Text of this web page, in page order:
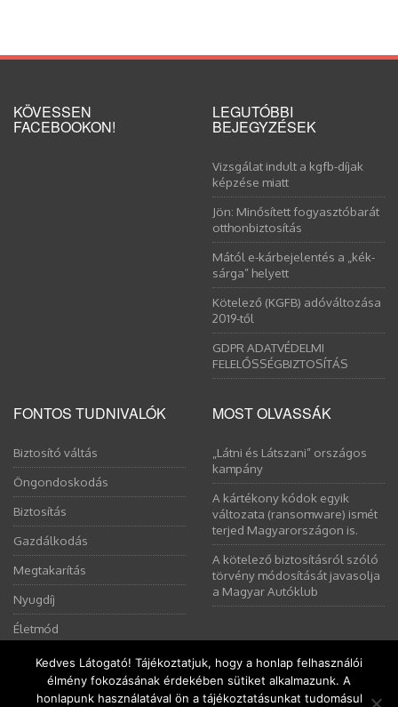
KÖVESSEN
FACEBOOKON!
LEGUTÓBBI
BEJEGYZÉSEK
Vizsgálat indult a kgfb-díjak
képzése miatt
Jön: Minősített fogyasztóbarát
otthonbiztosítás
Mától e-kárbejelentés a „kék-
sárga” helyett
Kötelező (KGFB) adóváltozása
2019-től
GDPR ADATVÉDELMI
FELELŐSSÉGBIZTOSÍTÁS
FONTOS TUDNIVALÓK
Biztosító váltás
Öngondoskodás
Biztosítás
Gazdálkodás
Megtakarítás
Nyugdíj
Életmód
MOST OLVASSÁK
„Látni és Látszani” országos
kampány
A kártékony kódok egyik
változata (ransomware) ismét
terjed Magyarországon is.
A kötelező biztosításról szóló
törvény módosítását javasolja
a Magyar Autóklub
Kedves Látogató! Tájékoztatjuk, hogy a honlap felhasználói
élmény fokozásának érdekében sütiket alkalmazunk. A
honlapunk használatával ön a tájékoztatásunkat tudomásul
Ez a weboldal sütiket használ. Az Uniós törvények értelmében
kérem, engedélyezze a sütik használatát, vagy zárja be az oldalt.